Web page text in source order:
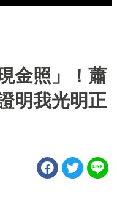
金照」！蕭
明我光明正